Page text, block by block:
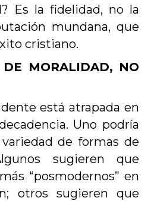
Es la fidelidad, no la
mundana, que
cristiano.
MORALIDAD, NO
está atrapada en
Uno podría
de formas de
sugieren que
“posmodernos” en
otros sugieren que